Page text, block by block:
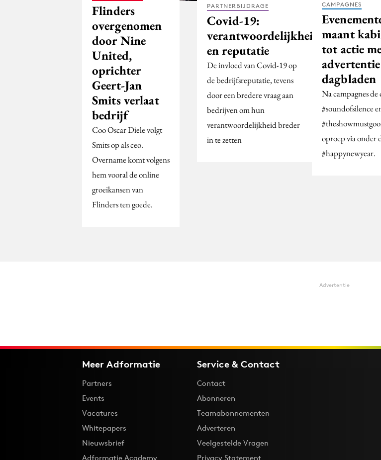
Flinders
overgenomen
door Nine
United,
oprichter
Geert-Jan
Smits verlaat
bedrijf
Coo Oscar Diele volgt
Smits op als ceo.
Overname komt volgens
hem vooral de online
groeikansen van
Flinders ten goede.
PARTNERBIJDRAGE
Covid-19:
verantwoordelijkheid
en reputatie
De invloed van Covid-19 op
de bedrijfsreputatie, tevens
door een bredere vraag aan
bedrijven om hun
verantwoordelijkheid breder
in te zetten
CAMPAGNES
maant
tot actie
dagbladen
Na campagnes de
#soundofsilence
oproep via onder
#happynewyear.
Advertentie
Meer Adformatie
Partners
Events
Vacatures
Whitepapers
Nieuwsbrief
Adformatie Academy
Service & Contact
Contact
Abonneren
Teamabonnementen
Adverteren
Veelgestelde Vragen
Privacy Statement